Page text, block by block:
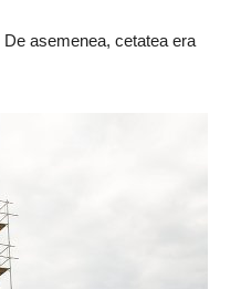
De asemenea, cetatea era